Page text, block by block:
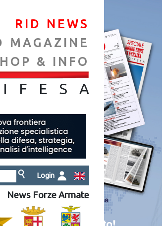
RID NEWS
MAGAZINE
& INFO
IFES A
Login
News Forze Armate